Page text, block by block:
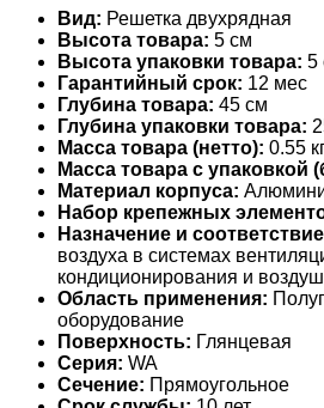
Вид: Решетка двухрядная
Высота товара: 5 см
Высота упаковки товара: 5
Гарантийный срок: 12 мес
Глубина товара: 45 см
Глубина упаковки товара:
Масса товара (нетто): 0.55
Масса товара с упаковкой
Материал корпуса:
Набор крепежных
Назначение и
воздуха в системах
кондиционирования и
Область применения:
оборудование
Поверхность: Глянцевая
Серия: WA
Сечение: Прямоугольное